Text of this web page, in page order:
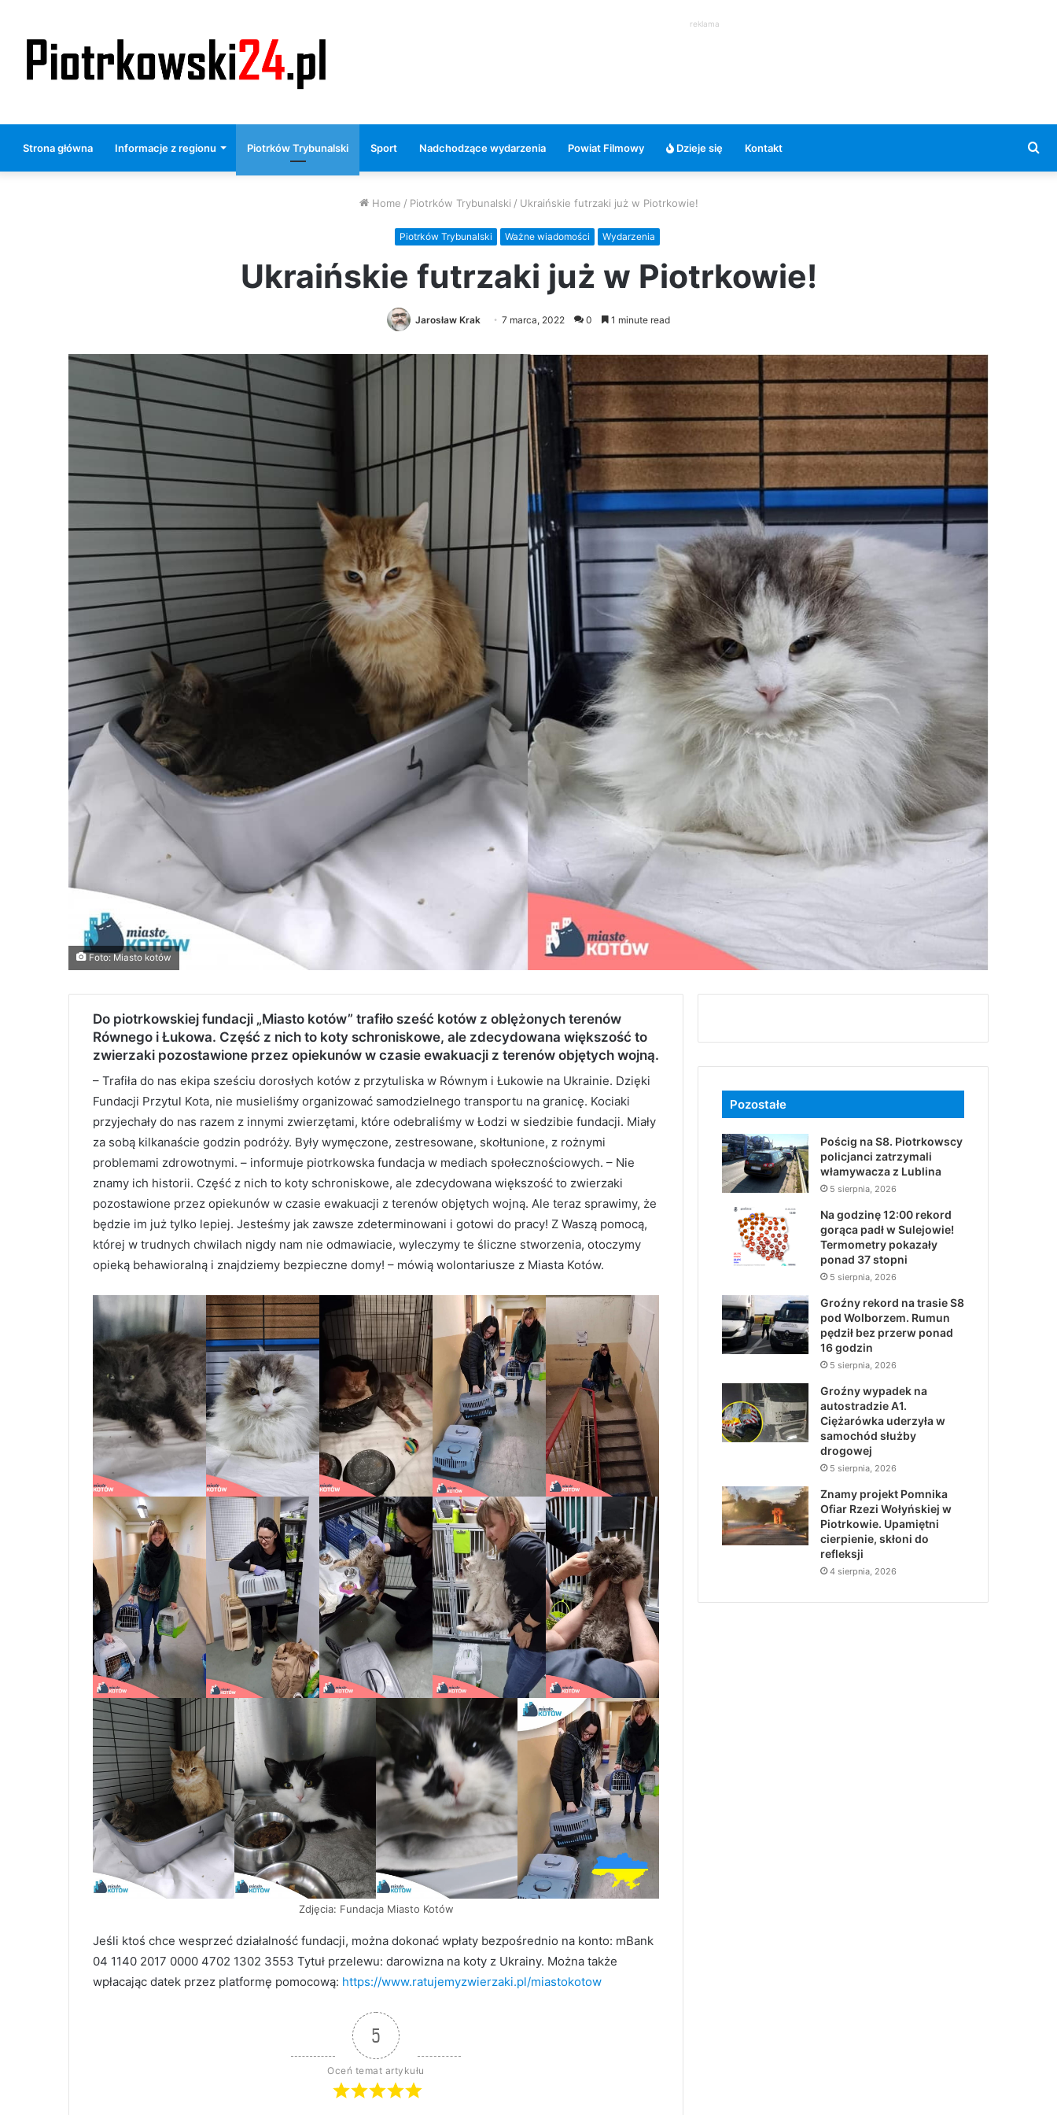
reklama
Strona główna Informacje z regionu Piotrków Trybunalski Sport Nadchodzące wydarzenia Powiat Filmowy Dzieje się Kontakt
Home / Piotrków Trybunalski / Ukraińskie futrzaki już w Piotrkowie!
Piotrków Trybunalski Ważne wiadomości Wydarzenia
Ukraińskie futrzaki już w Piotrkowie!
Jarosław Krak 7 marca, 2022 0 1 minute read
Foto: Miasto kotów
Do piotrkowskiej fundacji „Miasto kotów” trafiło sześć kotów z oblężonych terenów
Równego i Łukowa. Część z nich to koty schroniskowe, ale zdecydowana większość to
zwierzaki pozostawione przez opiekunów w czasie ewakuacji z terenów objętych wojną.
– Trafiła do nas ekipa sześciu dorosłych kotów z przytuliska w Równym i Łukowie na Ukrainie. Dzięki
Fundacji Przytul Kota, nie musieliśmy organizować samodzielnego transportu na granicę. Kociaki
przyjechały do nas razem z innymi zwierzętami, które odebraliśmy w Łodzi w siedzibie fundacji. Miały
za sobą kilkanaście godzin podróży. Były wymęczone, zestresowane, skołtunione, z rożnymi
problemami zdrowotnymi. – informuje piotrkowska fundacja w mediach społecznościowych. – Nie
znamy ich historii. Część z nich to koty schroniskowe, ale zdecydowana większość to zwierzaki
pozostawione przez opiekunów w czasie ewakuacji z terenów objętych wojną. Ale teraz sprawimy, że
będzie im już tylko lepiej. Jesteśmy jak zawsze zdeterminowani i gotowi do pracy! Z Waszą pomocą,
której w trudnych chwilach nigdy nam nie odmawiacie, wyleczymy te śliczne stworzenia, otoczymy
opieką behawioralną i znajdziemy bezpieczne domy! – mówią wolontariusze z Miasta Kotów.
Zdjęcia: Fundacja Miasto Kotów
Jeśli ktoś chce wesprzeć działalność fundacji, można dokonać wpłaty bezpośrednio na konto: mBank
04 1140 2017 0000 4702 1302 3553 Tytuł przelewu: darowizna na koty z Ukrainy. Można także
wpłacając datek przez platformę pomocową: https://www.ratujemyzwierzaki.pl/miastokotow
5
Oceń temat artykułu
Pozostałe
Pościg na S8. Piotrkowscy
policjanci zatrzymali
włamywacza z Lublina
5 sierpnia, 2026
Na godzinę 12:00 rekord
gorąca padł w Sulejowie!
Termometry pokazały
ponad 37 stopni
5 sierpnia, 2026
Groźny rekord na trasie S8
pod Wolborzem. Rumun
pędził bez przerw ponad
16 godzin
5 sierpnia, 2026
Groźny wypadek na
autostradzie A1.
Ciężarówka uderzyła w
samochód służby
drogowej
5 sierpnia, 2026
Znamy projekt Pomnika
Ofiar Rzezi Wołyńskiej w
Piotrkowie. Upamiętni
cierpienie, skłoni do
refleksji
4 sierpnia, 2026